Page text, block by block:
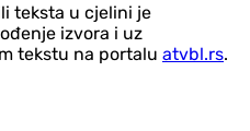
teksta u cjelini je
izvora i uz
tekstu na portalu atvbl.rs.